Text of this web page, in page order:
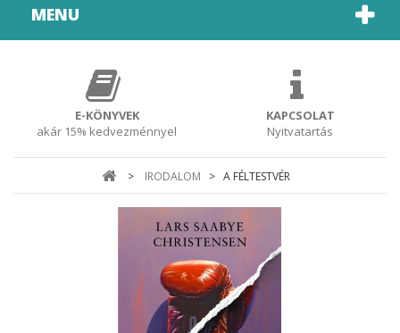
MENU
E-KÖNYVEK
akár 15% kedvezménnyel
KAPCSOLAT
Nyitvatartás
> IRODALOM > A FÉLTESTVÉR